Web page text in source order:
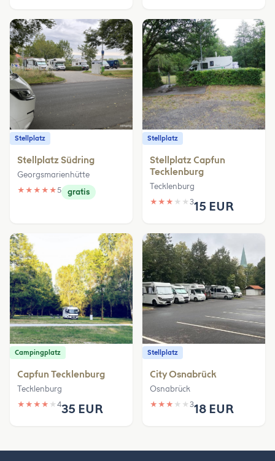
Stellplatz
Stellplatz Südring
Georgsmarienhütte
★ ★ ★ ★ ★5 gratis
Stellplatz
Stellplatz Capfun
Tecklenburg
Tecklenburg
★ ★ ★ ★ ★ 315 EUR
Campingplatz
Capfun Tecklenburg
Tecklenburg
★ ★ ★ ★ ★ 435 EUR
Stellplatz
City Osnabrück
Osnabrück
★ ★ ★ ★ ★ 318 EUR